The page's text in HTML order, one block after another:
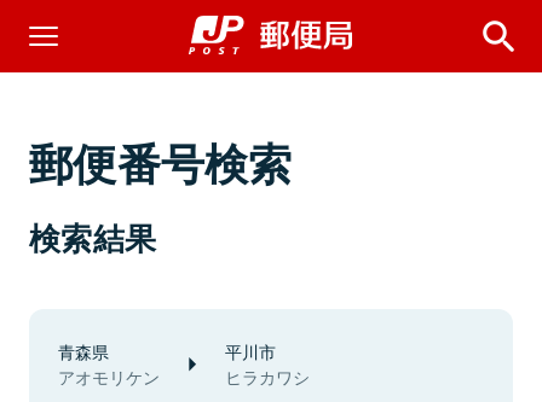
郵便番号検索
検索結果
青森県
アオモリケン
平川市
ヒラカワシ